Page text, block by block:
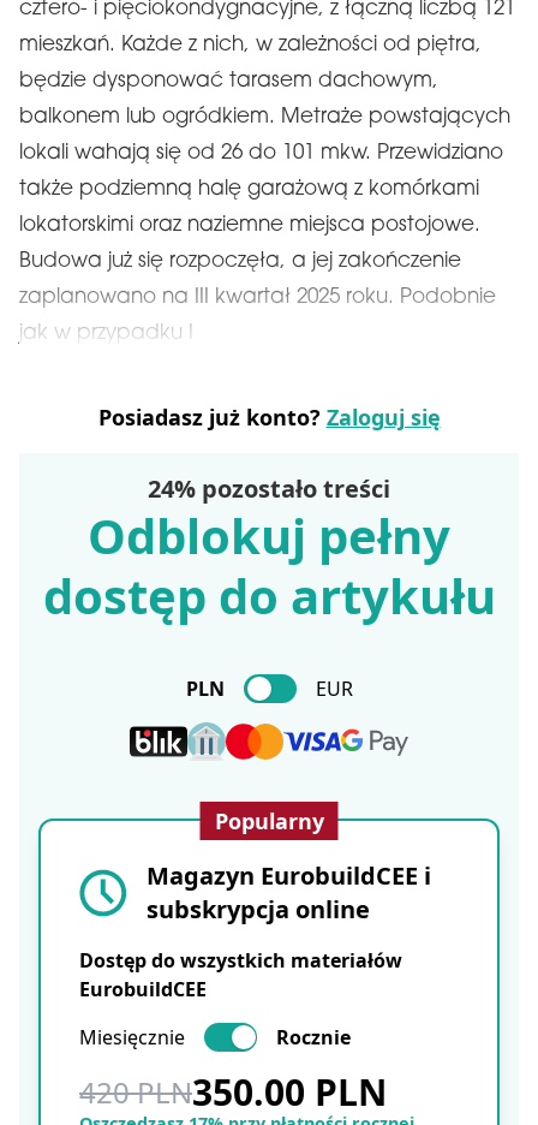
cztero- i pięciokondygnacyjne, z łączną liczbą 121
mieszkań. Każde z nich, w zależności od piętra,
będzie dysponować tarasem dachowym,
balkonem lub ogródkiem. Metraże powstających
lokali wahają się od 26 do 101 mkw. Przewidziano
także podziemną halę garażową z komórkami
lokatorskimi oraz naziemne miejsca postojowe.
Budowa już się rozpoczęła, a jej zakończenie
zaplanowano na III kwartał 2025 roku. Podobnie
jak w przypadku I
Posiadasz już konto? Zaloguj się
24% pozostało treści
Odblokuj pełny
dostęp do artykułu
PLN EUR
Popularny
Magazyn EurobuildCEE i
subskrypcja online
Dostęp do wszystkich materiałów
EurobuildCEE
Miesięcznie
Rocznie
420 PLN350.00 PLN